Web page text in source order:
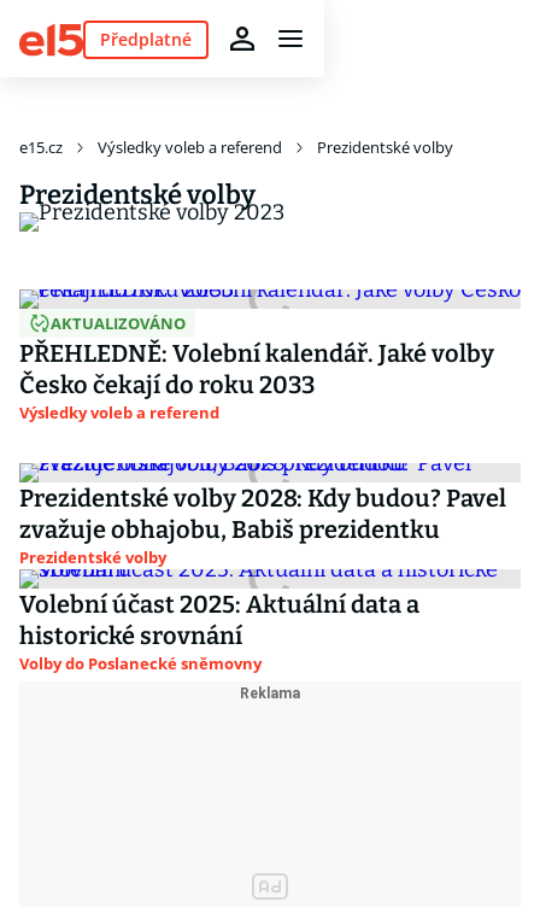
Předplatné
e15.cz Výsledky voleb a referend Prezidentské volby
Prezidentské volby
AKTUALIZOVÁNO
PŘEHLEDNĚ: Volební kalendář. Jaké volby
Česko čekají do roku 2033
Výsledky voleb a referend
Prezidentské volby 2028: Kdy budou? Pavel
zvažuje obhajobu, Babiš prezidentku
Prezidentské volby
Volební účast 2025: Aktuální data a
historické srovnání
Volby do Poslanecké sněmovny